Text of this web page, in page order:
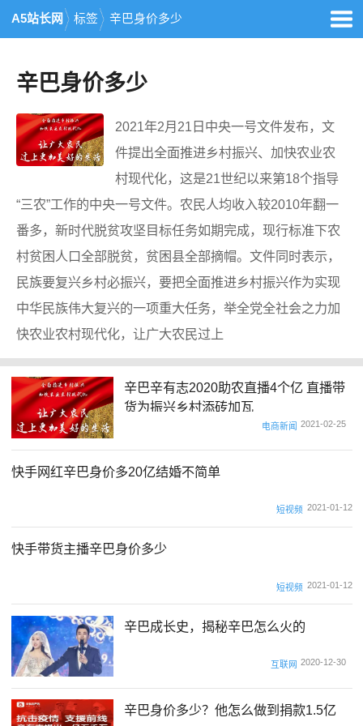
A5站长网 标签 辛巴身价多少
辛巴身价多少
2021年2月21日中央一号文件发布，文
件提出全面推进乡村振兴、加快农业农
村现代化，这是21世纪以来第18个指导
“三农”工作的中央一号文件。农民人均收入较2010年翻一
番多，新时代脱贫攻坚目标任务如期完成，现行标准下农
村贫困人口全部脱贫，贫困县全部摘帽。文件同时表示，
民族要复兴乡村必振兴，要把全面推进乡村振兴作为实现
中华民族伟大复兴的一项重大任务，举全党全社会之力加
快农业农村现代化，让广大农民过上
辛巴辛有志2020助农直播4个亿 直播带
货为振兴乡村添砖加瓦
电商新闻 2021-02-25
快手网红辛巴身价多20亿结婚不简单
短视频 2021-01-12
快手带货主播辛巴身价多少
短视频 2021-01-12
辛巴成长史，揭秘辛巴怎么火的
互联网 2020-12-30
辛巴身价多少？他怎么做到捐款1.5亿